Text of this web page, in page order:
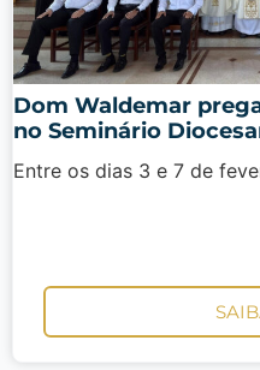
Dom Waldemar
no Seminário
Entre os dias 3 e 7 de